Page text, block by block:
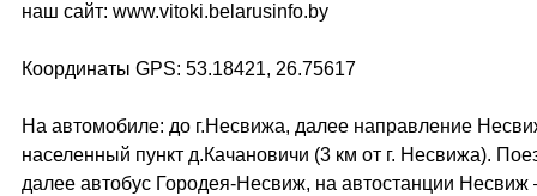
наш сайт: www.vitoki.belarusinfo.by
Координаты GPS: 53.18421, 26.75617
На автомобиле: до г.Несвижа, далее направление
населенный пункт д.Качановичи (3 км от г. Несвижа).
далее автобус Городея-Несвиж, на автостанции